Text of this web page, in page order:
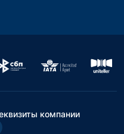
компании